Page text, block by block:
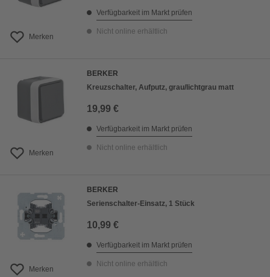
Merken
Verfügbarkeit im Markt prüfen
Nicht online erhältlich
Merken
BERKER
Kreuzschalter, Aufputz, grau/lichtgrau matt
19,99 €
Verfügbarkeit im Markt prüfen
Nicht online erhältlich
Merken
BERKER
Serienschalter-Einsatz, 1 Stück
10,99 €
Verfügbarkeit im Markt prüfen
Nicht online erhältlich